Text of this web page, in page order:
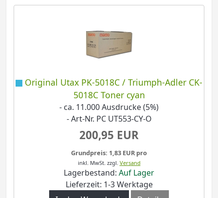
Original Utax PK-5018C / Triumph-Adler CK-
5018C Toner cyan
- ca. 11.000 Ausdrucke (5%)
- Art-Nr. PC UT553-CY-O
200,95 EUR
Grundpreis: 1,83 EUR pro
inkl. MwSt. zzgl. Versand
Lagerbestand: Auf Lager
Lieferzeit: 1-3 Werktage